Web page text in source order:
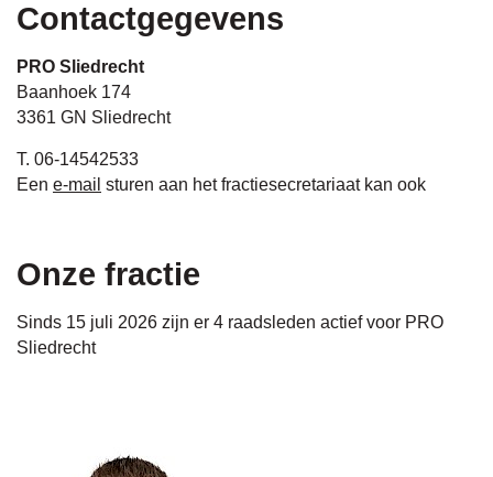
Contactgegevens
PRO Sliedrecht
Baanhoek 174
3361 GN Sliedrecht
T. 06-14542533
Een e-mail sturen aan het fractiesecretariaat kan ook
Onze fractie
Sinds 15 juli 2026 zijn er 4 raadsleden actief voor PRO
Sliedrecht